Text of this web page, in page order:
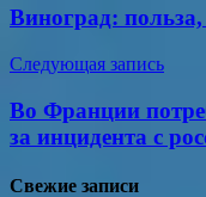
по
записям
Виноград: польза,
Следующая запись
Во Франции
за инцидента с
Свежие записи